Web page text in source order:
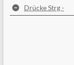
Drücke Strg -